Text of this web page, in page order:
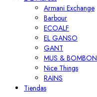
Armani Exchange
Barbour
ECOALF
EL GANSO
GANT
MUS & BOMBON
Nice Things
RAINS
Tiendas